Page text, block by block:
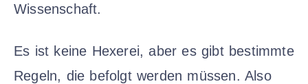
Wissenschaft.
Es ist keine Hexerei, aber es gibt bestimmte
Regeln, die befolgt werden müssen. Also